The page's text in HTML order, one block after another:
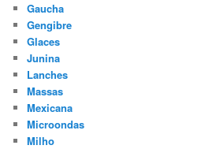
Gaucha
Gengibre
Glaces
Junina
Lanches
Massas
Mexicana
Microondas
Milho